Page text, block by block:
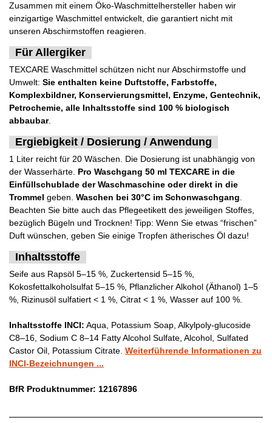
Zusammen mit einem Öko-Waschmittelhersteller haben wir
einzigartige Waschmittel entwickelt, die garantiert nicht mit
unseren Abschirmstoffen reagieren.
Für Allergiker
TEXCARE Waschmittel schützen nicht nur Abschirmstoffe und
Umwelt: Sie enthalten keine Duftstoffe, Farbstoffe,
Komplexbildner, Konservierungsmittel, Enzyme, Gentechnik,
Petrochemie, alle Inhaltsstoffe sind 100 % biologisch
abbaubar.
Ergiebigkeit / Dosierung / Anwendung
1 Liter reicht für 20 Wäschen. Die Dosierung ist unabhängig von
der Wasserhärte. Pro Waschgang 50 ml TEXCARE in die
Einfüllschublade der Waschmaschine oder direkt in die
Trommel geben. Waschen bei 30°C im Schonwaschgang.
Beachten Sie bitte auch das Pflegeetikett des jeweiligen Stoffes,
bezüglich Bügeln und Trocknen! Tipp: Wenn Sie etwas “frischen”
Duft wünschen, geben Sie einige Tropfen ätherisches Öl dazu!
Inhaltsstoffe
Seife aus Rapsöl 5–15 %, Zuckertensid 5–15 %,
Kokosfettalkoholsulfat 5–15 %, Pflanzlicher Alkohol (Äthanol) 1–5
%, Rizinusöl sulfatiert < 1 %, Citrat < 1 %, Wasser auf 100 %.
Inhaltsstoffe INCI: Aqua, Potassium Soap, Alkylpoly-glucoside
C8–16, Sodium C 8–14 Fatty Alcohol Sulfate, Alcohol, Sulfated
Castor Oil, Potassium Citrate. Weiterführende Informationen zu
INCI-Bezeichnungen ...
BfR Produktnummer: 12167896